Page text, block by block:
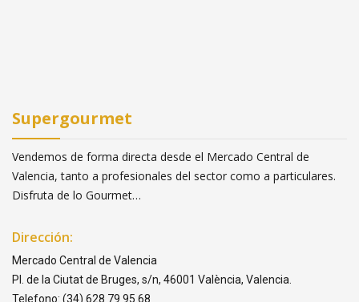
Supergourmet
Vendemos de forma directa desde el Mercado Central de
Valencia, tanto a profesionales del sector como a particulares.
Disfruta de lo Gourmet…
Dirección:
Mercado Central de Valencia
Pl. de la Ciutat de Bruges, s/n, 46001 València, Valencia.
Telefono: (34) 628 79 95 68